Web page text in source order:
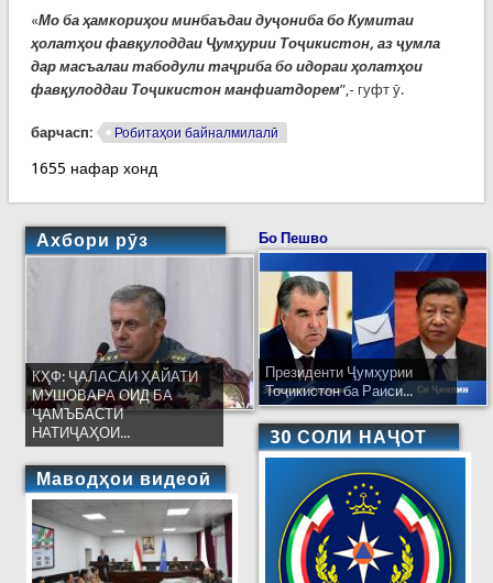
«Мо ба ҳамкориҳои минбаъдаи дуҷониба бо Кумитаи
ҳолатҳои фавқулоддаи Ҷумҳурии Тоҷикистон, аз ҷумла
дар масъалаи табодули таҷриба бо идораи ҳолатҳои
фавқулоддаи Тоҷикистон манфиатдорем”,- гуфт ӯ.
барчасп: Робитаҳои байналмилалӣ
1655 нафар хонд
Ахбори рӯз
КҲФ: ҶАЛАСАИ ҲАЙАТИ
МУШОВАРА ОИД БА
ҶАМЪБАСТИ
НАТИҶАҲОИ...
Маводҳои видеоӣ
Бо Пешво
Президенти Ҷумҳурии
Тоҷикистон ба Раиси...
30 СОЛИ НАҶОТ